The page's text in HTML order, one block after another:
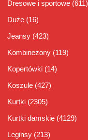
Dresowe i sportowe (611)
Duże (16)
Jeansy (423)
Kombinezony (119)
Kopertówki (14)
Koszule (427)
Kurtki (2305)
Kurtki damskie (4129)
Leginsy (213)